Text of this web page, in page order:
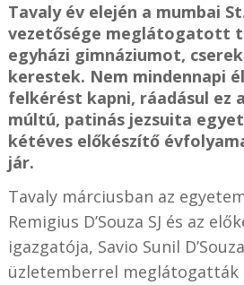
Tavaly év elején a mumbai
vezetősége meglátogatott
egyházi gimnáziumot,
kerestek. Nem mindennapi
felkérést kapni, ráadásul ez
múltú, patinás jezsuita
kétéves előkészítő
jár.
Tavaly márciusban az
Remigius D’Souza SJ és az
igazgatója, Savio Sunil
üzletemberrel meglátogatták